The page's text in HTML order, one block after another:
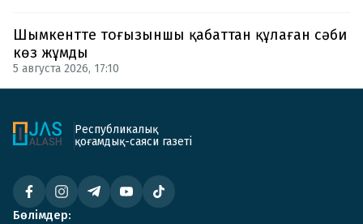
Шымкентте тоғызыншы қабаттан құлаған сәби
көз жұмды
5 августа 2026, 17:10
Республикалық
қоғамдық-саяси газеті
Бөлімдер: